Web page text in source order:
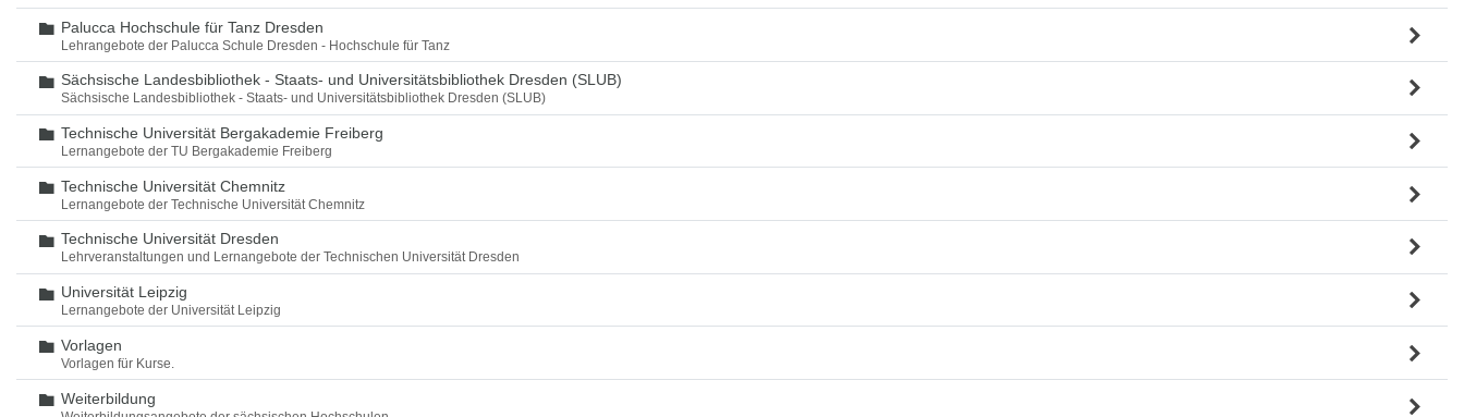
Ordner
Palucca Hochschule für Tanz Dresden
Lehrangebote der Palucca Schule Dresden - Hochschule für Tanz
Ordner
Sächsische Landesbibliothek - Staats- und Universitätsbibliothek Dresden (SLUB)
Sächsische Landesbibliothek - Staats- und Universitätsbibliothek Dresden (SLUB)
Ordner
Technische Universität Bergakademie Freiberg
Lernangebote der TU Bergakademie Freiberg
Ordner
Technische Universität Chemnitz
Lernangebote der Technische Universität Chemnitz
Ordner
Technische Universität Dresden
Lehrveranstaltungen und Lernangebote der Technischen Universität Dresden
Ordner
Universität Leipzig
Lernangebote der Universität Leipzig
Ordner
Vorlagen
Vorlagen für Kurse.
Ordner
Weiterbildung